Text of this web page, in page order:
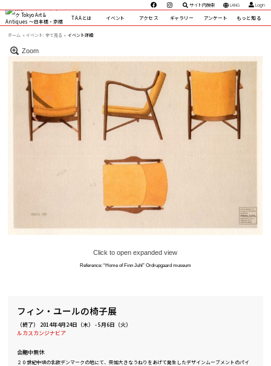
サイト内検索 LANG
Login
TAAとは
イベント アクセス ギャラリー アンケート もっと知る
ホーム イベント:全て見る » イベント詳細
Zoom
Click to open expanded view
Reference: “Home of Finn Juhl” Ordrupgaard museum
フィン・ユールの椅子展
（終了） 2014年4月24日（木）-5月6日（火）
ルカスカンジナビア
会期中無休
２０世紀中頃の北欧デンマークの地にて、突如大きなうねりをあげて発生したデザインムーブメントのパイ